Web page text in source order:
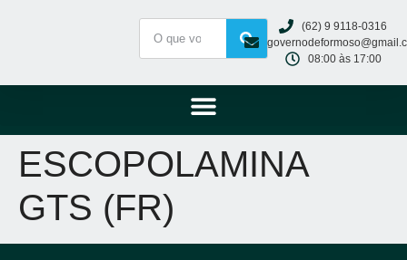
(62) 9 9118-0316
08:00 às 17:00
ESCOPOLAMINA
GTS (FR)